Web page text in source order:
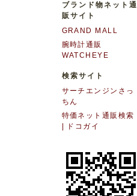
ブランド物ネット通
販サイト
GRAND MALL
腕時計通販
WATCHEYE
検索サイト
サーチエンジンさっ
ちん
特価ネット通販検索
| ドコガイ